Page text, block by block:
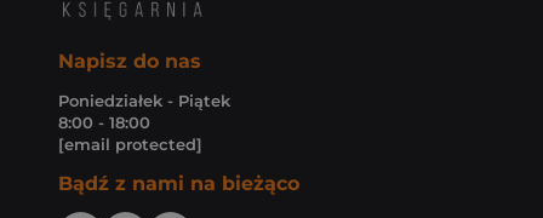
Napisz do nas
Poniedziałek - Piątek
8:00 - 18:00
[email protected]
Bądź z nami na bieżąco